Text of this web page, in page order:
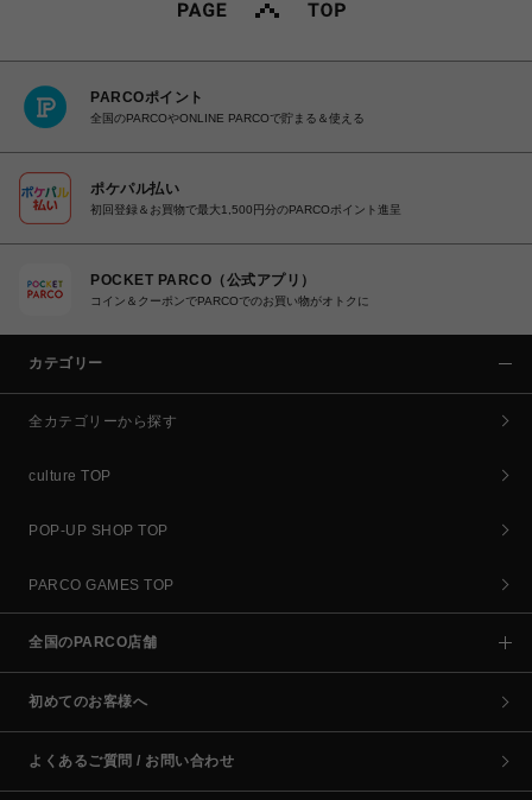
PARCOポイント
全国のPARCOやONLINE PARCOで貯まる＆使える
ポケパル払い
初回登録＆お買物で最大1,500円分のPARCOポイント進呈
POCKET PARCO（公式アプリ）
コイン＆クーポンでPARCOでのお買い物がオトクに
カテゴリー
全カテゴリーから探す
culture TOP
POP-UP SHOP TOP
PARCO GAMES TOP
全国のPARCO店舗
初めてのお客様へ
よくあるご質問 / お問い合わせ